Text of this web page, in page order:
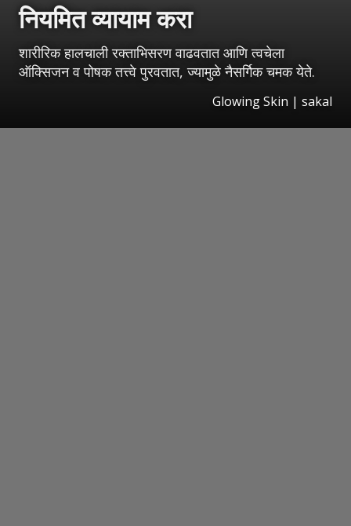
नियमित व्यायाम करा
शारीरिक हालचाली रक्ताभिसरण वाढवतात आणि त्वचेला
ऑक्सिजन व पोषक तत्त्वे पुरवतात, ज्यामुळे नैसर्गिक चमक येते.
Glowing Skin | sakal